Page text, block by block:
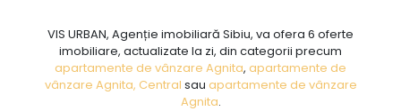
VIS URBAN, Agenție imobiliară Sibiu, va ofera 6 oferte
imobiliare, actualizate la zi, din categorii precum
apartamente de vânzare Agnita, apartamente de
vânzare Agnita, Central sau apartamente de vânzare
Agnita.